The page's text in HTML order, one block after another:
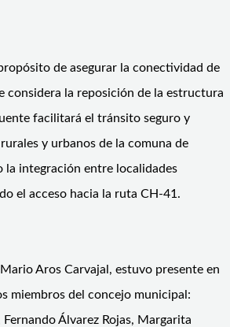
de asegurar la conectividad de
considera la reposición de la estructura
facilitará el tránsito seguro y
y urbanos de la comuna de
la integración entre localidades
el acceso hacia la ruta CH-41.
Aros Carvajal, estuvo presente en
miembros del concejo municipal:
Álvarez Rojas, Margarita